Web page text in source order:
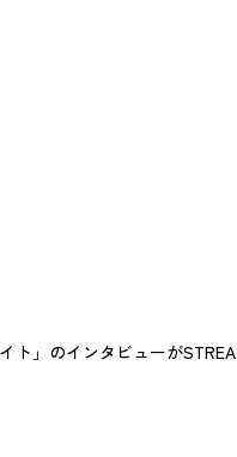
ト」のインタビューがSTREA